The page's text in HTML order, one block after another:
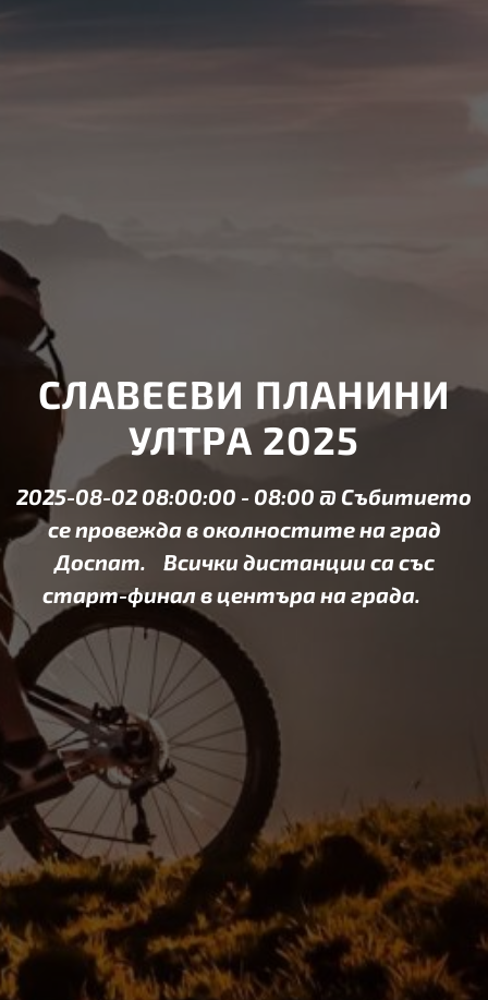
СЛАВЕЕВИ ПЛАНИНИ
УЛТРА 2025
2025-08-02 08:00:00 - 08:00 @ Събитието
се провежда в околностите на град
Доспат. Всички дистанции са със
старт-финал в центъра на града.